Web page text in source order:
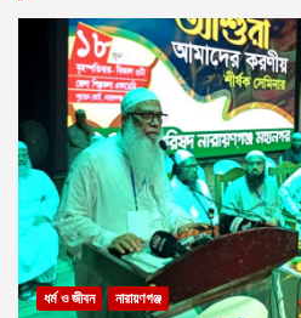
ধর্ম ও জীবন নারায়ণগঞ্জ